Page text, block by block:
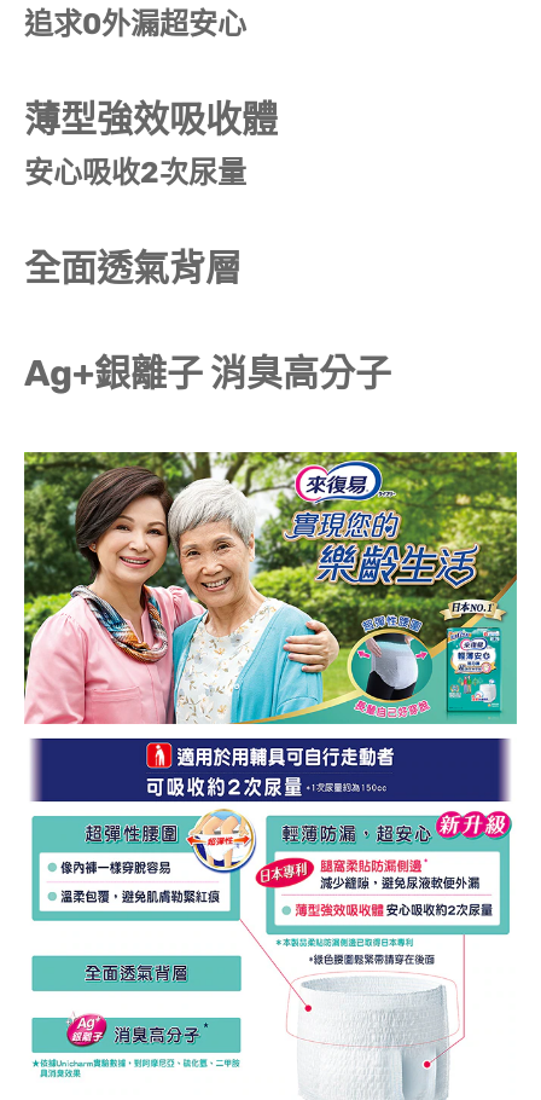
追求0外漏超安心
薄型強效吸收體
安心吸收2次尿量
全面透氣背層
Ag+銀離子 消臭高分子